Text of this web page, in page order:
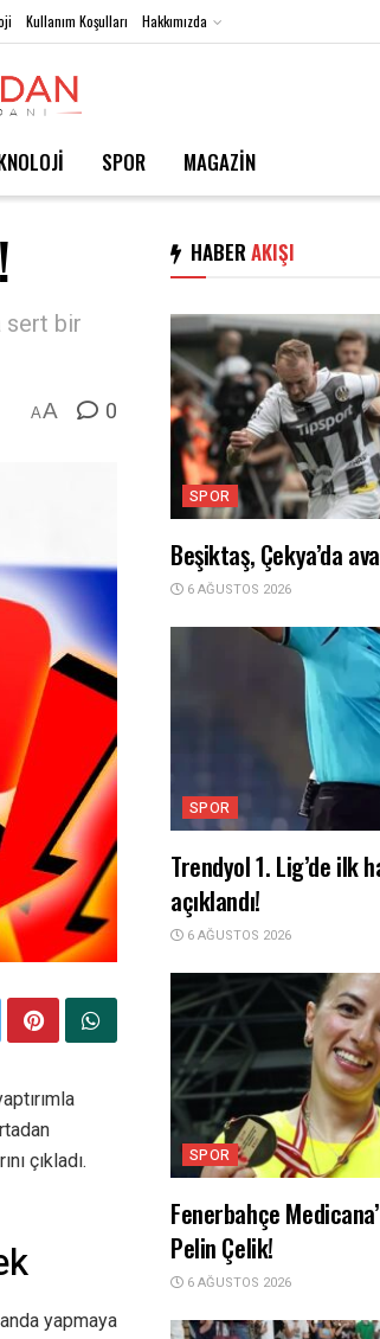
Kullanım Koşulları Hakkımızda
SPOR MAGAZİN
sert bir
AA 0
çıkladı.
yapmaya
HABER AKIŞI
SPOR
Beşiktaş, Çekya’da
6 AĞUSTOS 2026
SPOR
Trendyol 1. Lig’de ilk
açıklandı!
6 AĞUSTOS 2026
SPOR
Fenerbahçe
Pelin Çelik!
6 AĞUSTOS 2026